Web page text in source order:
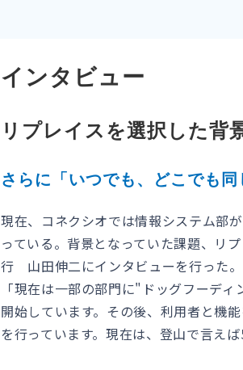
インタビュー
リプレイスを選択した背
さらに「いつでも、どこでも
現在、コネクシオでは情報システム部
っている。背景となっていた課題、リ
行 山田伸二にインタビューを行った。
「現在は一部の部門に"ドッグフーデ
開始しています。その後、利用者と機
を行っています。現在は、登山で言え